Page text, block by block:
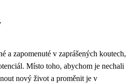
a zapomenuté v zaprášených koutech,
Místo toho, abychom je nechali
nový život a proměnit je v